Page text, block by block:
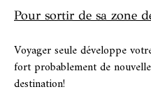
Pour sortir de sa zone
Voyager seule développe
fort probablement de
destination!